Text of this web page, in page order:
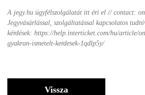
A jegy.hu ügyfélszolgálatát itt éri el // contact:
Jegyvásárlással, szolgáltatással kapcsolatos
kérdések: https://help.interticket.com/hu/article/
gyakran-ismetelt-kerdesek-1qdlp5y/
Vissza